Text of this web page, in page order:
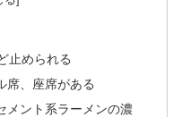
止められる
、座席がある
ント系ラーメンの濃